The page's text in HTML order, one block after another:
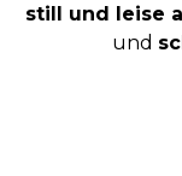
still und leise
und